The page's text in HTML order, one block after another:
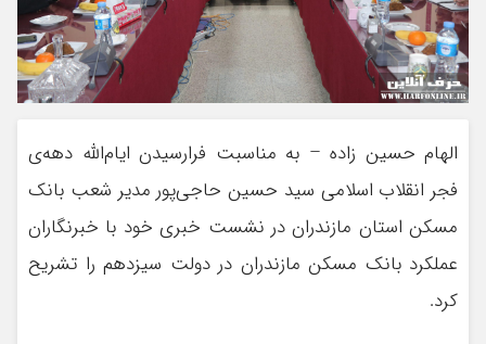
الهام حسین زاده – به مناسبت فرارسیدن ایام‌الله دهه‌ی
فجر انقلاب اسلامی سید حسین حاجی‌پور مدیر شعب بانک
مسکن استان مازندران در نشست خبری خود با خبرنگاران
عملکرد بانک مسکن مازندران در دولت سیزدهم را تشریح
کرد.